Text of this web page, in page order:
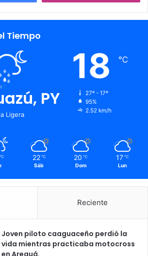
Tiempo
PY
Ligera
18 ℃
27º - 17º
95%
2.52 km/h
℃ 22 ℃
Sáb
20 ℃
Dom
17 ℃
Lun
Reciente
Joven piloto caaguaceño perdió la
vida mientras practicaba motocross